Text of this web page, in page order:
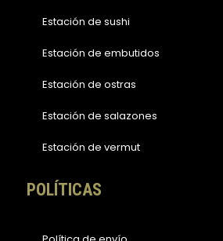
Estación de sushi
Estación de embutidos
Estación de ostras
Estación de salazones
Estación de vermut
POLÍTICAS